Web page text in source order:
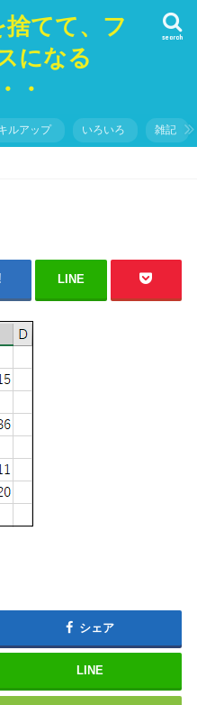
てて、フ
になる
・
search
ルアップ いろいろ 雑記
LINE
シェア
LINE